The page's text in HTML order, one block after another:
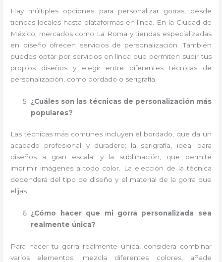
Hay múltiples opciones para personalizar gorras, desde
tiendas locales hasta plataformas en línea. En la Ciudad de
México, mercados como La Roma y tiendas especializadas
en diseño ofrecen servicios de personalización. También
puedes optar por servicios en línea que permiten subir tus
propios diseños y elegir entre diferentes técnicas de
personalización, como bordado o serigrafía.
¿Cuáles son las técnicas de personalización más
populares?
Las técnicas más comunes incluyen el bordado, que da un
acabado profesional y duradero; la serigrafía, ideal para
diseños a gran escala; y la sublimación, que permite
imprimir imágenes a todo color. La elección de la técnica
dependerá del tipo de diseño y el material de la gorra que
elijas.
¿Cómo hacer que mi gorra personalizada sea
realmente única?
Para hacer tu gorra realmente única, considera combinar
varios elementos: mezcla diferentes colores, añade